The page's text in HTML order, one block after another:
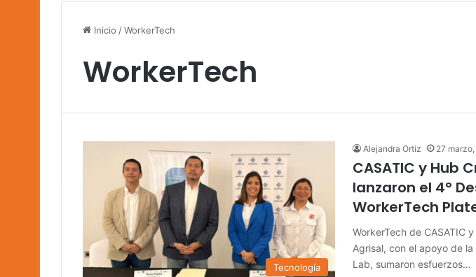
Inicio /WorkerTech
WorkerTech
Tecnología
Alejandra Ortiz 27
CASATIC y Hub
lanzaron el 4°
WorkerTech
WorkerTech de CASATIC
Agrisal, con el apoyo de
Lab, sumaron esfuerzos…